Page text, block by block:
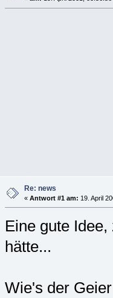
Re: news
« Antwort #1 am: 19. April
Eine gute
hätte...
Wie's der